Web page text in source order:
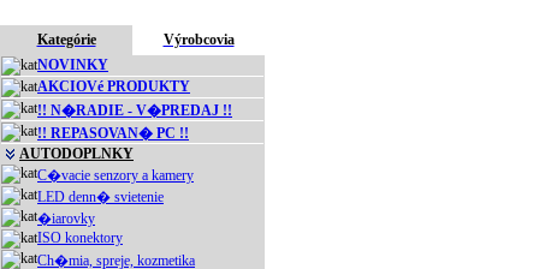
Kategórie
Výrobcovia
NOVINKY
AKCIOVé PRODUKTY
!! N�RADIE - V�PREDAJ !!
!! REPASOVAN� PC !!
AUTODOPLNKY
C�vacie senzory a kamery
LED denn� svietenie
�iarovky
ISO konektory
Ch�mia, spreje, kozmetika